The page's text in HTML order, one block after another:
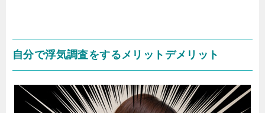
自分で浮気調査をするメリットデメリット